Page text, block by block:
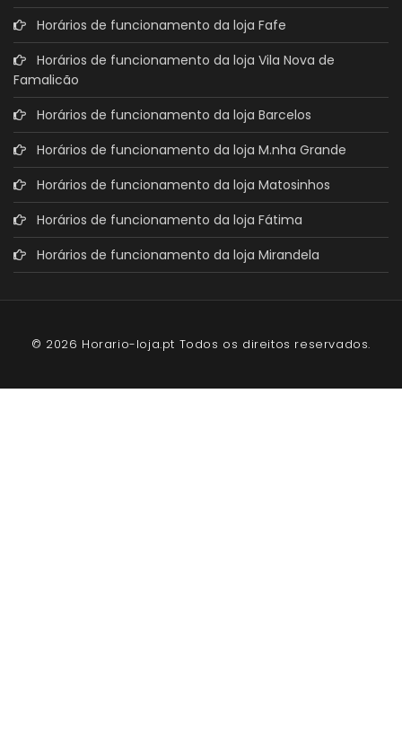
Horários de funcionamento da loja Fafe
Horários de funcionamento da loja Vila Nova de
Famalicão
Horários de funcionamento da loja Barcelos
Horários de funcionamento da loja M.nha Grande
Horários de funcionamento da loja Matosinhos
Horários de funcionamento da loja Fátima
Horários de funcionamento da loja Mirandela
© 2026 Horario-loja.pt Todos os direitos reservados.